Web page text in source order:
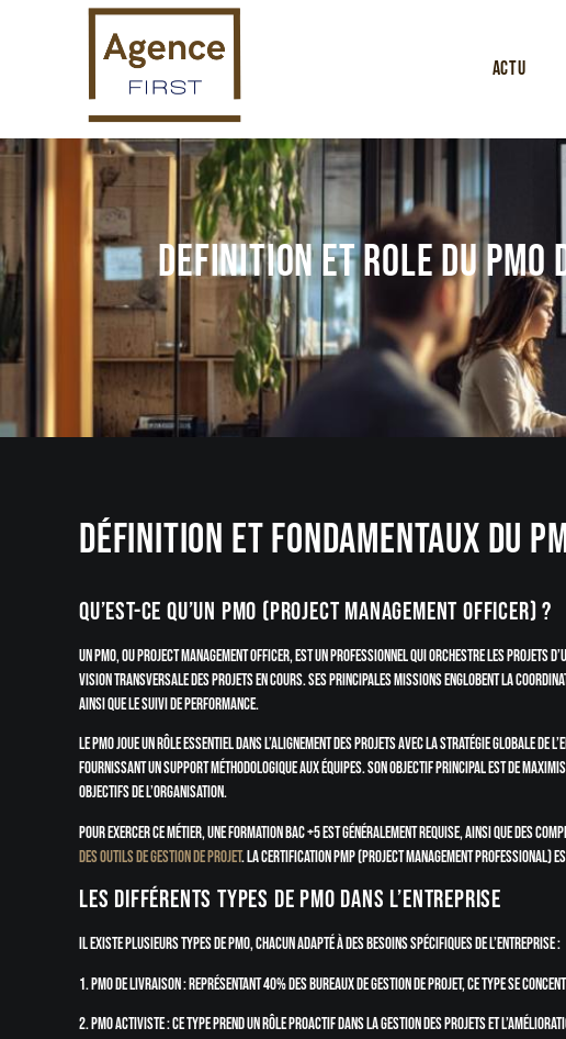
Actu
Definition et role du PMO
Définition et fondamentaux du
Qu’est-ce qu’un pmo (project management officer) ?
Un PMO, ou Project Management Officer, est un professionnel qui orchestre les projets
vision transversale des projets en cours. Ses principales missions englobent la
ainsi que le suivi de performance.
Le PMO joue un rôle essentiel dans l’alignement des projets avec la stratégie globale
fournissant un support méthodologique aux équipes. Son objectif principal est de
objectifs de l’organisation.
Pour exercer ce métier, une formation Bac +5 est généralement requise, ainsi que des
des outils de gestion de projet. La certification PMP (Project Management Professional)
Les différents types de PMO dans l’entreprise
Il existe plusieurs types de PMO, chacun adapté à des besoins spécifiques de l’entreprise :
1. PMO de livraison : Représentant 40% des bureaux de gestion de projet, ce type se
2. PMO activiste : Ce type prend un rôle proactif dans la gestion des projets et